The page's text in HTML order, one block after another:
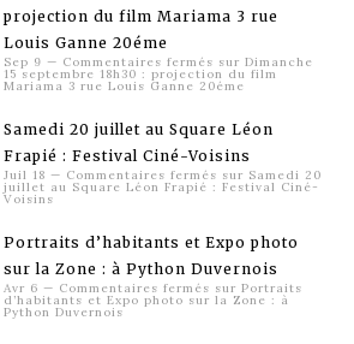
projection du film Mariama 3 rue
Louis Ganne 20éme
Sep 9 — Commentaires fermés sur Dimanche
15 septembre 18h30 : projection du film
Mariama 3 rue Louis Ganne 20éme
Samedi 20 juillet au Square Léon
Frapié : Festival Ciné-Voisins
Juil 18 — Commentaires fermés sur Samedi 20
juillet au Square Léon Frapié : Festival Ciné-
Voisins
Portraits d’habitants et Expo photo
sur la Zone : à Python Duvernois
Avr 6 — Commentaires fermés sur Portraits
d’habitants et Expo photo sur la Zone : à
Python Duvernois